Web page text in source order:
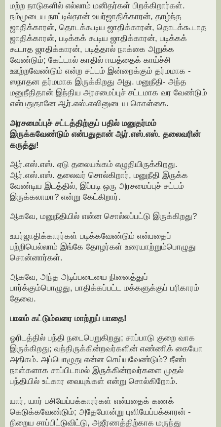
மற்ற நாடுகளில் எல்லாம் மனிதர்கள் பிறக்கிறார்கள்.
நம்முடைய நாட்டில்தான் உயர்ஜாதிக்காரன், தாழ்ந்த
ஜாதிக்காரன், தொடக்கூடிய ஜாதிக்காரன், தொடக்கூடாத
ஜாதிக்காரன், படிக்கக் கூடிய ஜாதிக்காரன், படிக்கக்
கூடாத ஜாதிக்காரன், படித்தால் நாக்கை அறுக்க
வேண்டும்; கேட்டால் காதில் ஈயத்தைக் காய்ச்சி
ஊற்றவேண்டும் என்ற சட்டம் இன்றைக்கும் தர்மமாக -
ஸநாதன தர்மமாக இருக்கிறது அது. மனுநீதி- அந்த
மனுநீதிதான் இந்திய அரசமைப்புச் சட்டமாக வர வேண்டும்
என்பதுதானே ஆர்.எஸ்.எஸினுடைய கொள்கை.
அரசமைப்புச் சட்டத்திற்குப் பதில் மனுதர்மம்
இருக்கவேண்டும் என்பதுதான் ஆர்.எஸ்.எஸ். தலைவரின்
கருத்து!
ஆர்.எஸ்.எஸ். ஏடு தலையங்கம் எழுதியிருக்கிறது.
ஆர்.எஸ்.எஸ். தலைவர் சொல்கிறார், மனுநீதி இருக்க
வேண்டிய இடத்தில், இப்படி ஒரு அரசமைப்புச் சட்டம்
இருக்கலாமா? என்று கேட்கிறார்.
ஆகவே, மனுநீதியில் என்ன சொல்லப்பட்டு இருக்கிறது?
உயர்ஜாதிக்காரர்கள் படிக்கவேண்டும் என்பதைப்
பற்றியெல்லாம் இங்கே தோழர்கள் உரையாற்றும்பொழுது
சொன்னார்கள்.
ஆகவே, அந்த அடிப்படையை நினைத்துப்
பார்க்கும்பொழுது, பாதிக்கப்பட்ட மக்களுக்குப் பரிகாரம்
தேவை.
பாலம் கட்டும்வரை மாற்றுப் பாதை!
ஓரிடத்தில் பந்தி நடைபெறுகிறது; சாப்பாடு குறை வாக
இருக்கிறது; வந்திருக்கின்றவர்களின் எண்ணிக் கையோ
அதிகம். அப்பொழுது என்ன செய்யவேண்டும்? நீண்ட
நாள்களாக சாப்பிடாமல் இருக்கின்றவர்களை முதல்
பந்தியில் உட்கார வையுங்கள் என்று சொல்கிறோம்.
யார், யார் பசியேப்பக்காரர்கள் என்பதைக் கணக்
கெடுக்கவேண்டும்; அதேபோன்று புளியேப்பக்காரன் -
நிறைய சாப்பிட்டுவிட்டு, அஜீரணத்திற்காக மருந்து